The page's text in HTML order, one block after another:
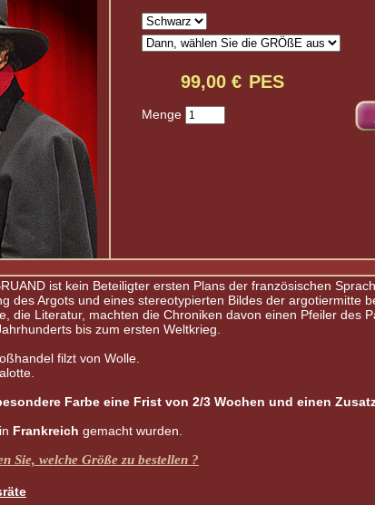
PES
Menge
ist kein Beteiligter ersten Plans der französischen
des Argots und eines stereotypierten Bildes der argotiermitte
die Literatur, machten die Chroniken davon einen Pfeiler des
bis zum ersten Weltkrieg.
filzt von Wolle.
Farbe eine Frist von 2/3 Wochen und einen
Frankreich gemacht wurden.
Sie, welche Größe zu bestellen ?